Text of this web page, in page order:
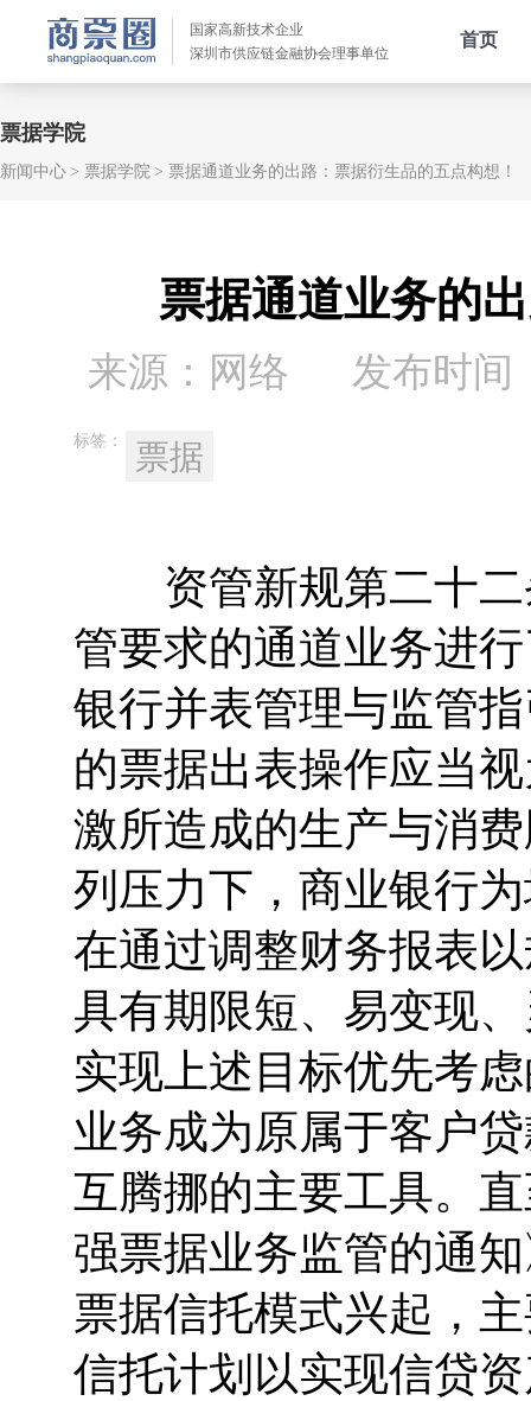
国家高新技术企业
深圳市供应链金融协会理事单位
首页
票据学院
新闻中心 票据学院 票据通道业务的出路：票据衍生品的五点构想！
票据通道业务的
来源：网络 发布时间
标签： 票据
资管新规第二十二
管要求的通道业务进
银行并表管理与监管
的票据出表操作应当
激所造成的生产与消
列压力下，商业银行
在通过调整财务报表
具有期限短、易变现
实现上述目标优先考
业务成为原属于客户
互腾挪的主要工具。
强票据业务监管的通
票据信托模式兴起，
信托计划以实现信贷